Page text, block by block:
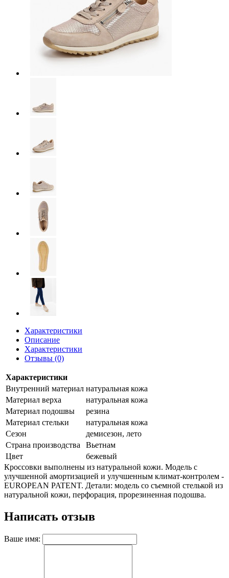
Характеристики
Описание
Характеристики
Отзывы (0)
Характеристики
Внутренний материал натуральная кожа
Материал верха
натуральная кожа
Материал подошвы
резина
Материал стельки
натуральная кожа
Сезон
демисезон, лето
Страна производства
Вьетнам
Цвет
бежевый
Кроссовки выполнены из натуральной кожи. Модель с
улучшенной амортизацией и улучшенным климат-контролем -
EUROPEAN PATENT. Детали: модель со съемной стелькой из
натуральной кожи, перфорация, прорезиненная подошва.
Написать отзыв
Ваше имя: